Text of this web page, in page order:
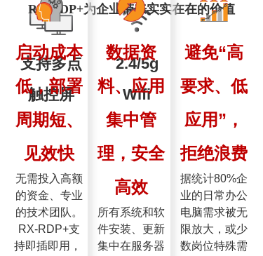
支持多点
触控屏
2.4/5g
Wifi
RX-RDP+为企业带来实实在在的价值
启动成本
低，部署
周期短、
见效快
无需投入高额
的资金、专业
的技术团队。
RX-RDP+支
持即插即用，
数据资
料、应用
集中管
理，安全
高效
所有系统和软
件安装、更新
集中在服务器
避免“高
要求、低
应用”，
拒绝浪费
据统计80%企
业的日常办公
电脑需求被无
限放大，或少
数岗位特殊需